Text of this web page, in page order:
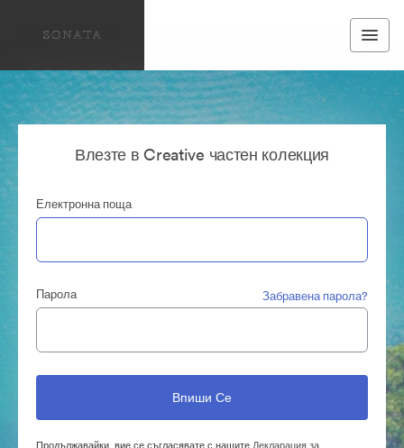
Влезте в Creative частен колекция
Електронна поща
Парола Забравена парола?